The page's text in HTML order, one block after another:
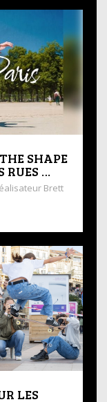
SHAPE
RUES …
Brett
LES